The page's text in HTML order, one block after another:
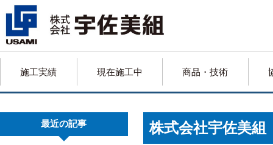
施工実績 現在施工中 商品・技術
最近の記事 株式会社宇佐美